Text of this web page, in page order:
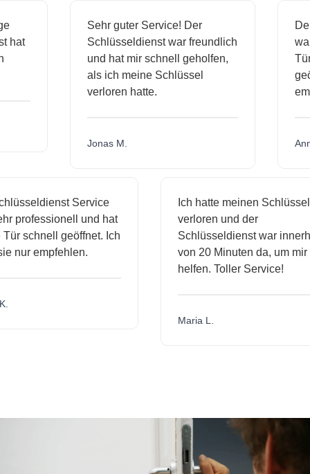
hat
Sehr guter Service! Der
Schlüsseldienst war freundlich
und hat mir schnell geholfen,
als ich meine Schlüssel
verloren hatte.
Jonas M.
Service
professionell und hat
schnell geöffnet. Ich
nur empfehlen.
Ich hatte meinen Schlüssel
verloren und der
Schlüsseldienst war
von 20 Minuten da, um mir
helfen. Toller Service!
Maria L.